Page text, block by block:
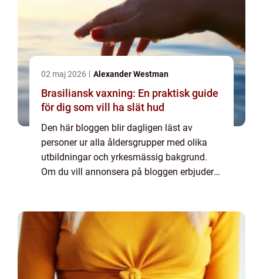
02 maj 2026 Alexander Westman
Brasiliansk vaxning: En praktisk guide
för dig som vill ha slät hud
Den här bloggen blir dagligen läst av
personer ur alla åldersgrupper med olika
utbildningar och yrkesmässig bakgrund.
Om du vill annonsera på bloggen erbjuder
redaktionen så...